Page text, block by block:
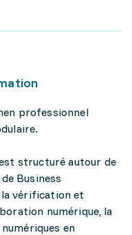
professionnel
structuré autour de
Business
la vérification et
numérique, la
en